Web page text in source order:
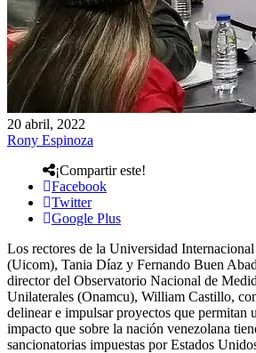
20 abril, 2022
Rony Espinoza
¡Compartir este!
Facebook
Twitter
Google Plus
Los rectores de la Universidad
(Uicom), Tania Díaz y Fernando Buen
director del Observatorio Nacional de
Unilaterales (Onamcu), William Castillo,
delinear e impulsar proyectos que permitan
impacto que sobre la nación venezolana
sancionatorias impuestas por Estados